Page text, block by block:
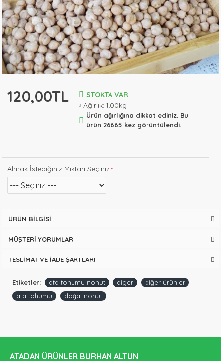
120,00TL
STOKTA VAR
Ağırlık: 1.00kg
Ürün ağırlığına dikkat ediniz. Bu
ürün 26665 kez görüntülendi.
Almak İstediğiniz Miktarı Seçiniz
ÜRÜN BILGISI
MÜŞTERI YORUMLARI
TESLIMAT VE İADE ŞARTLARI
Etiketler: ata tohumu nohut diger
diğer ürünler
ata tohumu
doğal nohut
ATADAN ÜRÜNLER BURHAN ALTUN